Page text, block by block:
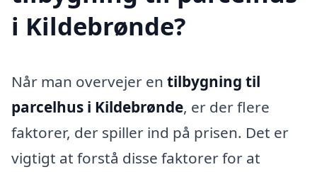
i Kildebrønde?
Når man overvejer en tilbygning til
parcelhus i Kildebrønde, er der flere
faktorer, der spiller ind på prisen. Det er
vigtigt at forstå disse faktorer for at